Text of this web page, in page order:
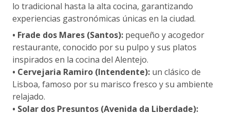
lo tradicional hasta la alta cocina, garantizando
experiencias gastronómicas únicas en la ciudad.
• Frade dos Mares (Santos): pequeño y acogedor
restaurante, conocido por su pulpo y sus platos
inspirados en la cocina del Alentejo.
• Cervejaria Ramiro (Intendente): un clásico de
Lisboa, famoso por su marisco fresco y su ambiente
relajado.
• Solar dos Presuntos (Avenida da Liberdade):